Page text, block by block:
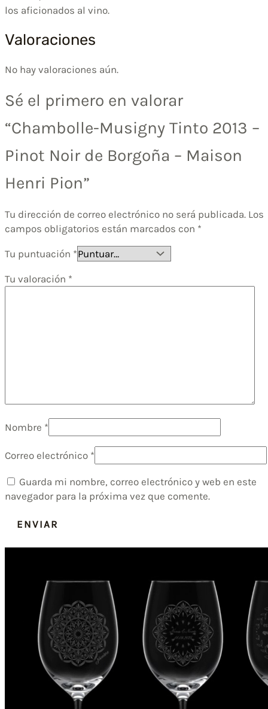
los aficionados al vino.
Valoraciones
No hay valoraciones aún.
Sé el primero en valorar
“Chambolle-Musigny Tinto 2013 –
Pinot Noir de Borgoña – Maison
Henri Pion”
Tu dirección de correo electrónico no será publicada. Los
campos obligatorios están marcados con *
Tu puntuación *
Tu valoración *
Nombre *
Correo electrónico *
Guarda mi nombre, correo electrónico y web en este
navegador para la próxima vez que comente.